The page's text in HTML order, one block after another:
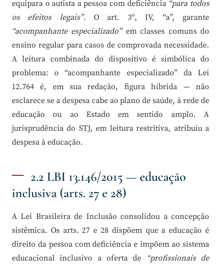
equipara o autista a pessoa com deficiência “para todos
os efeitos legais”. O art. 3º, IV, “a”, garante
“acompanhante especializado”em classes comuns do
ensino regular para casos de comprovada necessidade.
A leitura combinada do dispositivo é simbólica do
problema: o “acompanhante especializado” da Lei
12.764 é, em sua redação, figura híbrida — não
esclarece se a despesa cabe ao plano de saúde, à rede de
educação ou ao Estado em sentido amplo. A
jurisprudência do STJ, em leitura restritiva, atribuiu a
despesa à educação.
2.2 LBI 13.146/2015 — educação
inclusiva (arts. 27 e 28)
A Lei Brasileira de Inclusão consolidou a concepção
sistêmica. Os arts. 27 e 28 dispõem que a educação é
direito da pessoa com deficiência e impõem ao sistema
educacional inclusivo a oferta de
“profissionais de